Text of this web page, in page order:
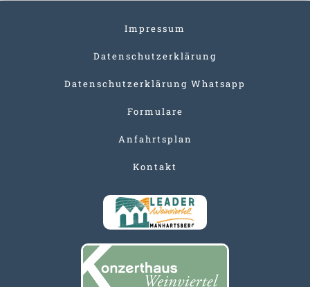
Impressum
Datenschutzerklärung
Datenschutzerklärung Whatsapp
Formulare
Anfahrtsplan
Kontakt